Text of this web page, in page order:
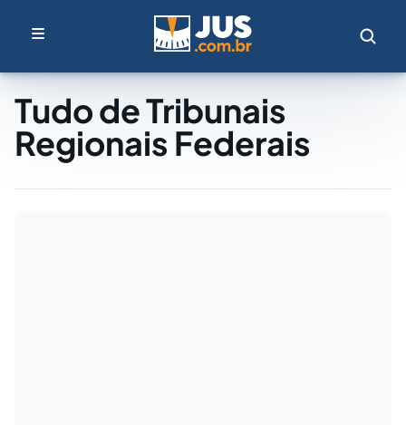
Tudo de Tribunais
Regionais Federais